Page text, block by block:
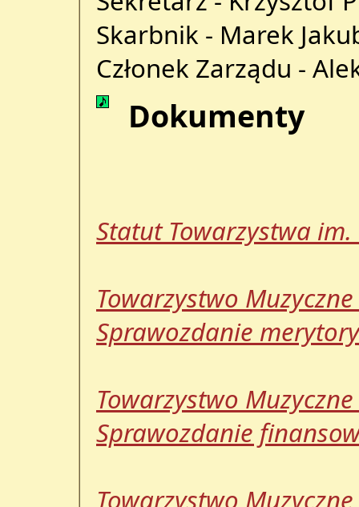
Skarbnik - Marek
Członek Zarządu -
Dokumenty
Statut Towarzystwa
Towarzystwo
Sprawozdanie
Towarzystwo
Sprawozdanie
Towarzystwo